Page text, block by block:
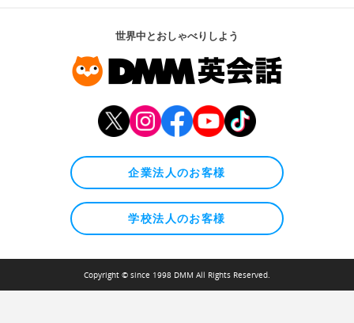
世界中とおしゃべりしよう
企業法人のお客様
学校法人のお客様
Copyright © since 1998 DMM All Rights Reserved.